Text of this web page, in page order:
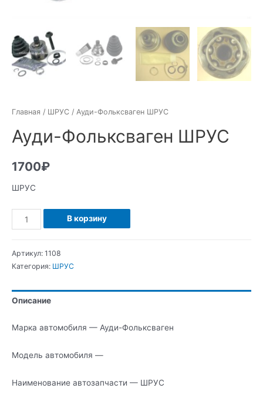
Главная / ШРУС / Ауди-Фольксваген ШРУС
Ауди-Фольксваген ШРУС
1700₽
ШРУС
Количество
Ауди-
ШРУС
В корзину
Артикул: 1108
Категория: ШРУС
Описание
Марка автомобиля — Ауди-Фольксваген
Модель автомобиля —
Наименование автозапчасти — ШРУС